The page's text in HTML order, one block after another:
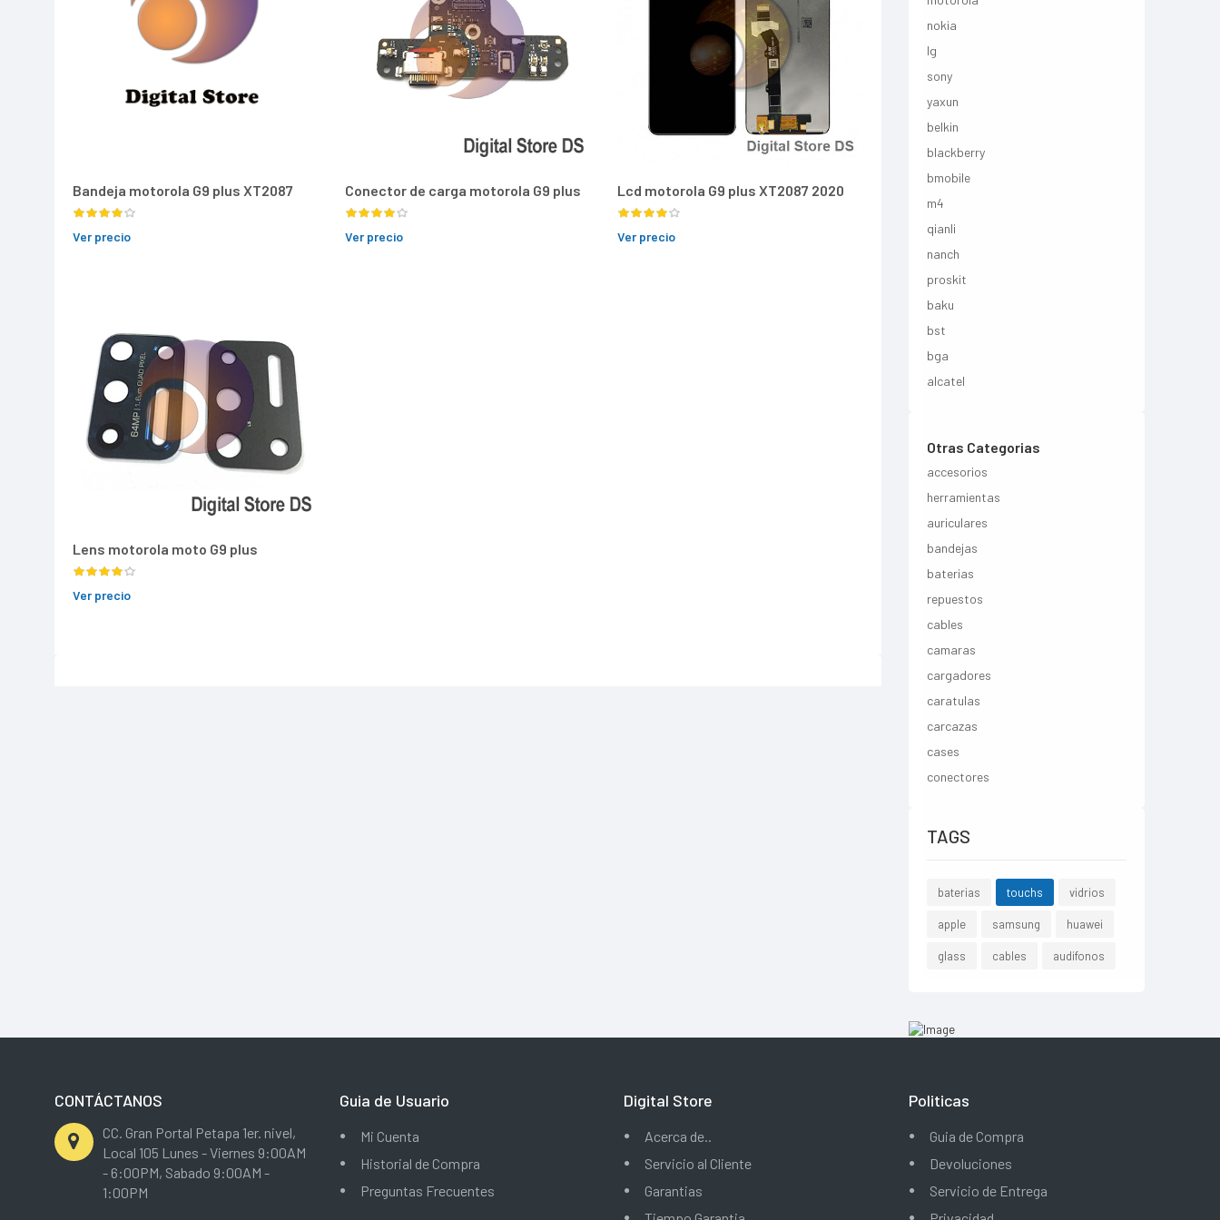
Bandeja motorola G9 plus XT2087
Ver precio
Conector de carga motorola G9 plus
Ver precio
Lcd motorola G9 plus XT2087 2020
Ver precio
Lens motorola moto G9 plus
Ver precio
nokia
lg
sony
yaxun
belkin
blackberry
bmobile
m4
qianli
nanch
proskit
baku
bst
bga
alcatel
Otras Categorias
accesorios
herramientas
auriculares
bandejas
baterias
repuestos
cables
camaras
cargadores
caratulas
carcazas
cases
conectores
TAGS
baterias touchs vidrios
apple samsung huawei
glass cables audifonos
CONTÁCTANOS
CC. Gran Portal Petapa 1er. nivel,
Local 105 Lunes - Viernes 9:00AM
- 6:00PM, Sabado 9:00AM -
1:00PM
Guia de Usuario
Mi Cuenta
Historial de Compra
Preguntas Frecuentes
Digital Store
Acerca de..
Servicio al Cliente
Garantias
Politicas
Guia de Compra
Devoluciones
Servicio de Entrega